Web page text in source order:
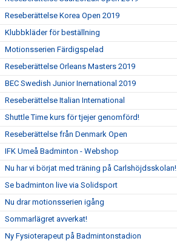
Reseberättelse Korea Open 2019
Klubbkläder för beställning
Motionsserien Färdigspelad
Reseberättelse Orleans Masters 2019
BEC Swedish Junior Inernational 2019
Reseberättelse Italian International
Shuttle Time kurs för tjejer genomförd!
Reseberättelse från Denmark Open
IFK Umeå Badminton - Webshop
Nu har vi börjat med träning på Carlshöjdsskolan!
Se badminton live via Solidsport
Nu drar motionsserien igång
Sommarlägret avverkat!
Ny Fysioterapeut på Badmintonstadion